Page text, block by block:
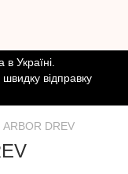
Україні.
відправку
ARBOR DREV